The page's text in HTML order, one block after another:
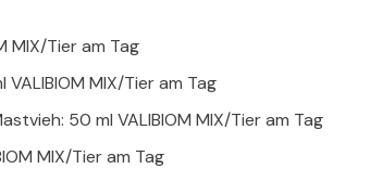
MIX/Tier am Tag
MIX/Tier am Tag
50 ml VALIBIOM MIX/Tier am Tag
MIX/Tier am Tag